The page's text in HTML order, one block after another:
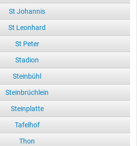
St Johannis
St Leonhard
St Peter
Stadion
Steinbühl
Steinbrüchlein
Steinplatte
Tafelhof
Thon